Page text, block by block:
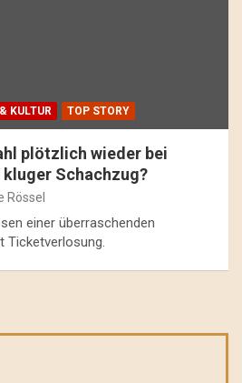
KULTUR TOP STORY
plötzlich wieder bei
Schachzug?
Rössel
einer überraschenden
Ticketverlosung.